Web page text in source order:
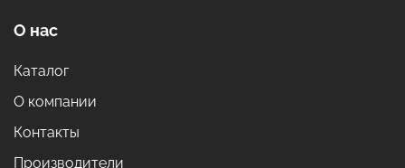
О нас
Каталог
О компании
Контакты
Производители